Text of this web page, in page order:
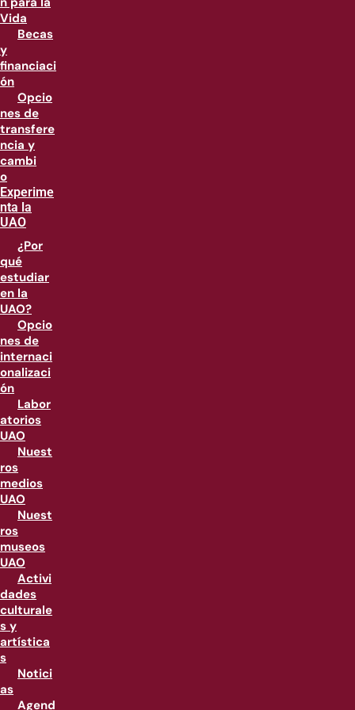
Vida
Becas
y
financiaci
ón
Opcio
nes de
transfere
ncia y
cambi
o
Experime
nta la
UAO
¿Por
qué
estudiar
en la
UAO?
Opcio
nes de
internaci
onalizaci
ón
Labor
atorios
UAO
Nuest
ros
medios
UAO
Nuest
ros
museos
UAO
Activi
dades
culturale
s y
artística
s
Notici
as
Agend